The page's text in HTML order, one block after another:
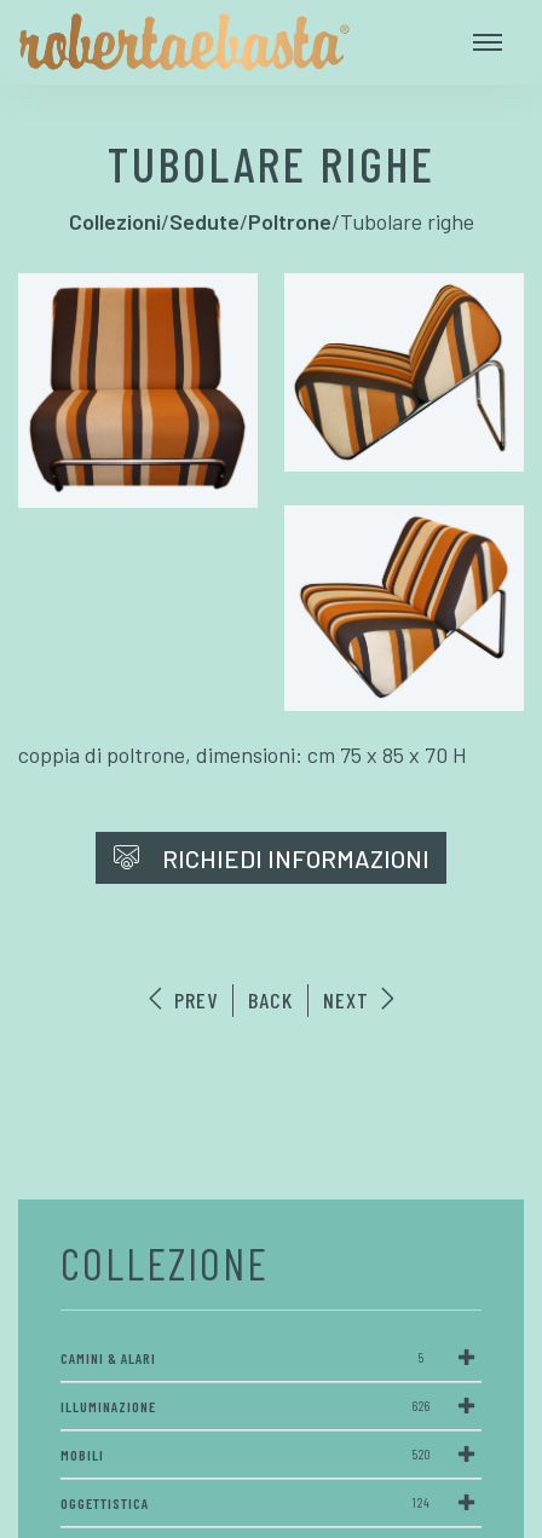
TUBOLARE RIGHE
Collezioni/Sedute/Poltrone/Tubolare righe
coppia di poltrone, dimensioni: cm 75 x 85 x 70 H
RICHIEDI INFORMAZIONI
PREV BACK NEXT
COLLEZIONE
CAMINI & ALARI 5
ILLUMINAZIONE 626
MOBILI 520
OGGETTISTICA 124